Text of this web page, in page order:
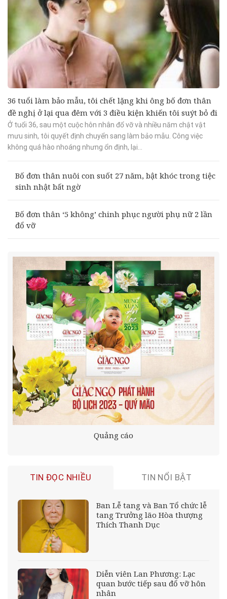
36 tuổi làm bảo mẫu, tôi chết lặng khi ông bố đơn thân
đề nghị ở lại qua đêm với 3 điều kiện khiến tôi suýt bỏ đi
Ở tuổi 36, sau một cuộc hôn nhân đổ vỡ và nhiều năm chật vật
mưu sinh, tôi quyết định chuyển sang làm bảo mẫu. Công việc
không quá hào nhoáng nhưng ổn định, lại...
Bố đơn thân nuôi con suốt 27 năm, bật khóc trong tiệc
sinh nhật bất ngờ
Bố đơn thân ‘5 không’ chinh phục người phụ nữ 2 lần
đổ vỡ
Quảng cáo
TIN ĐỌC NHIỀU TIN NỔI BẬT
Ban Lễ tang và Ban Tổ chức lễ
tang Trưởng lão Hòa thượng
Thích Thanh Dục
Diễn viên Lan Phương: Lạc
quan bước tiếp sau đổ vỡ hôn
nhân